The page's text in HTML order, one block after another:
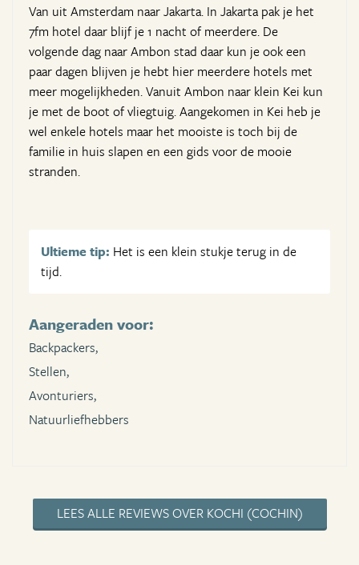
Van uit Amsterdam naar Jakarta. In Jakarta pak je het
7fm hotel daar blijf je 1 nacht of meerdere. De
volgende dag naar Ambon stad daar kun je ook een
paar dagen blijven je hebt hier meerdere hotels met
meer mogelijkheden. Vanuit Ambon naar klein Kei kun
je met de boot of vliegtuig. Aangekomen in Kei heb je
wel enkele hotels maar het mooiste is toch bij de
familie in huis slapen en een gids voor de mooie
stranden.
Ultieme tip: Het is een klein stukje terug in de
tijd.
Aangeraden voor:
Backpackers,
Stellen,
Avonturiers,
Natuurliefhebbers
LEES ALLE REVIEWS OVER KOCHI (COCHIN)